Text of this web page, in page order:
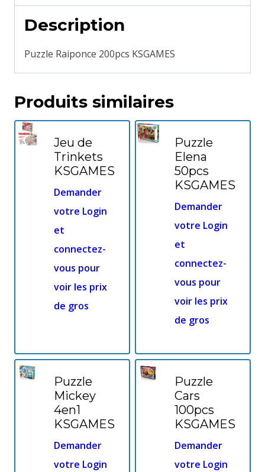
Description
Puzzle Raiponce 200pcs KSGAMES
Produits similaires
Jeu de
Trinkets
KSGAMES
Demander
votre Login
et
connectez-
vous pour
voir les prix
de gros
Puzzle
Elena
50pcs
KSGAMES
Demander
votre Login
et
connectez-
vous pour
voir les prix
de gros
Puzzle
Mickey
4en1
KSGAMES
Demander
votre Login
Puzzle
Cars
100pcs
KSGAMES
Demander
votre Login